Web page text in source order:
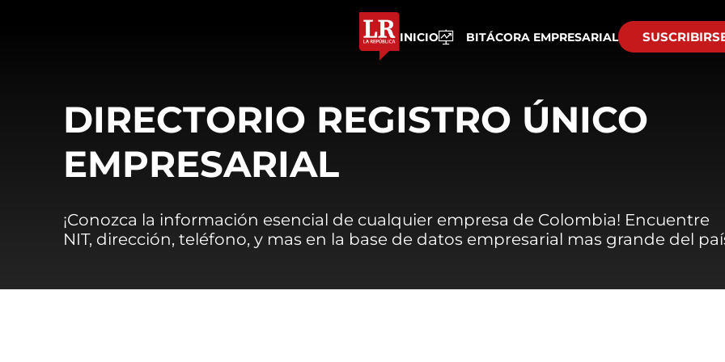
INICIO BITÁCORA EMPRESARIAL
DIRECTORIO REGISTRO ÚNICO
EMPRESARIAL
¡Conozca la información esencial de cualquier empresa de Colombia! Encuentre
NIT, dirección, teléfono, y mas en la base de datos empresarial mas grande del